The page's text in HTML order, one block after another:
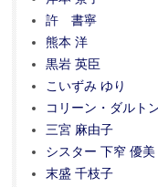
許 書寧
熊本 洋
黒岩 英臣
こいずみ ゆり
コリーン・ダルト
三宮 麻由子
シスター 下窄 優美
末盛 千枝子